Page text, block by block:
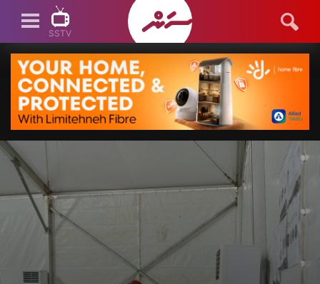
SSTV
SSTV LIVE